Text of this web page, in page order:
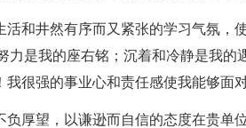
井然有序而又紧张的学习气氛，
力是我的座右铭；沉着和冷静是我的
很强的事业心和责任感使我能够面
望，以谦逊而自信的态度在贵单